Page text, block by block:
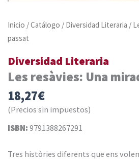
Inicio /Catálogo / Diversidad Literaria /
passat
Diversidad Literaria
Les resàvies: Una
18,27€
(Precios sin impuestos)
ISBN: 9791388267291
Tres històries diferents que ens